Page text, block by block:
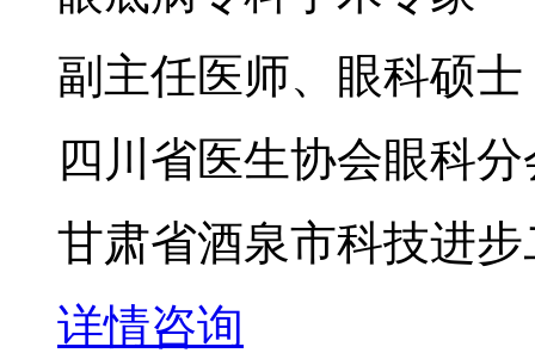
副主任医师、眼科硕士
四川省医生协会眼科
甘肃省酒泉市科技进
详情咨询